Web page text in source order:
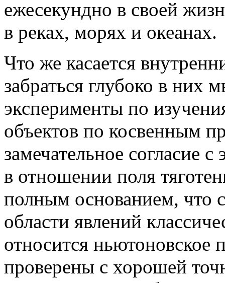
ежесекундно в своей
в реках, морях и океанах.
Что же касается
забраться глубоко в
эксперименты по
объектов по косвенным
замечательное согласие
в отношении поля
полным основанием, что
области явлений
относится ньютоновское
проверены с хорошей